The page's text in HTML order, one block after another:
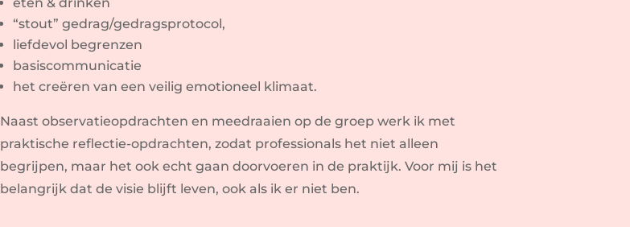
“stout” gedrag/gedragsprotocol,
liefdevol begrenzen
basiscommunicatie
het creëren van een veilig emotioneel klimaat.
Naast observatieopdrachten en meedraaien op de groep werk ik met
praktische reflectie-opdrachten, zodat professionals het niet alleen
begrijpen, maar het ook echt gaan doorvoeren in de praktijk. Voor mij is het
belangrijk dat de visie blijft leven, ook als ik er niet ben.